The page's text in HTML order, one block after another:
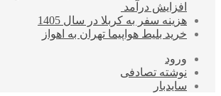
افزایش درآمد
هزینه سفر به کربلا در سال 1405
خرید بلیط هواپیما تهران به اهواز
ورود
نوشته تصادفی
سایدبار